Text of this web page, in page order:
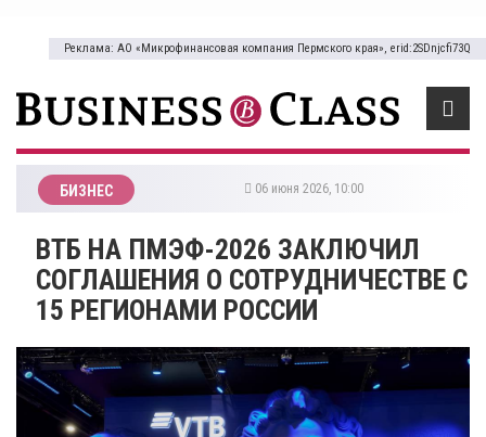
Реклама: АО «Микрофинансовая компания Пермского края», erid:2SDnjcfi73Q
БИЗНЕС 06 июня 2026, 10:00
ВТБ НА ПМЭФ-2026 ЗАКЛЮЧИЛ
СОГЛАШЕНИЯ О СОТРУДНИЧЕСТВЕ С
15 РЕГИОНАМИ РОССИИ